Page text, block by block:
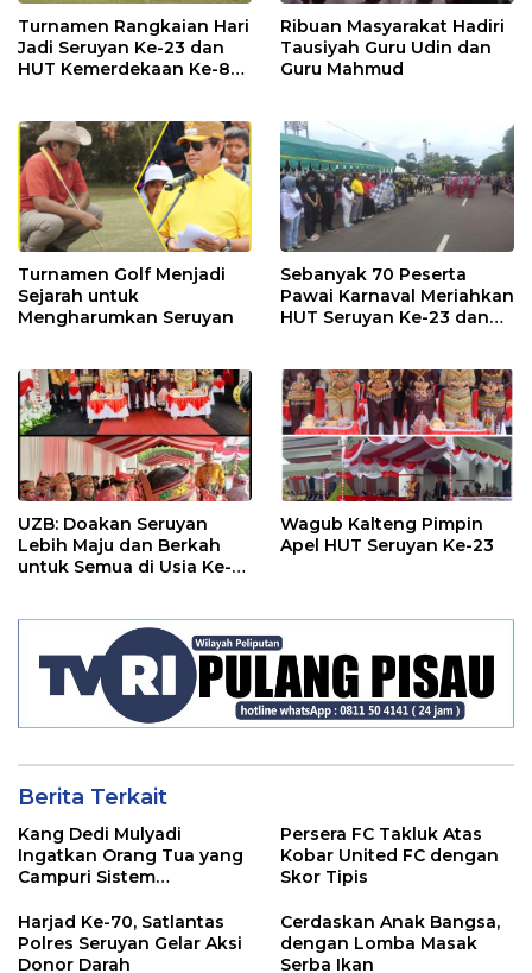
Turnamen Rangkaian Hari
Jadi Seruyan Ke-23 dan
HUT Kemerdekaan Ke-80
Ribuan Masyarakat Hadiri
Tausiyah Guru Udin dan
Guru Mahmud
Turnamen Golf Menjadi
Sejarah untuk
Mengharumkan Seruyan
Sebanyak 70 Peserta
Pawai Karnaval Meriahkan
HUT Seruyan Ke-23 dan
UZB: Doakan Seruyan
Lebih Maju dan Berkah
untuk Semua di Usia Ke-
Wagub Kalteng Pimpin
Apel HUT Seruyan Ke-23
Berita Terkait
Kang Dedi Mulyadi
Ingatkan Orang Tua yang
Campuri Sistem
Antara Hak, Batas, dan
Etika Hukum Pendidikan
Persera FC Takluk Atas
Kobar United FC dengan
Skor Tipis
Harjad Ke-70, Satlantas
Polres Seruyan Gelar Aksi
Donor Darah
Cerdaskan Anak Bangsa,
dengan Lomba Masak
Serba Ikan